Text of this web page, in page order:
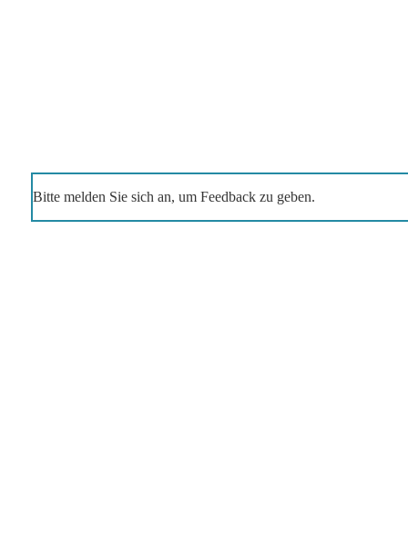
Bitte melden Sie sich an, um Feedback zu geben.